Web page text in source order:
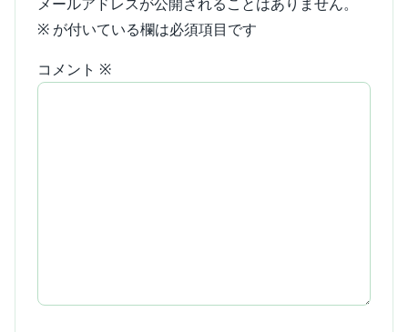
※ が付いている欄は必須項目です
コメント ※